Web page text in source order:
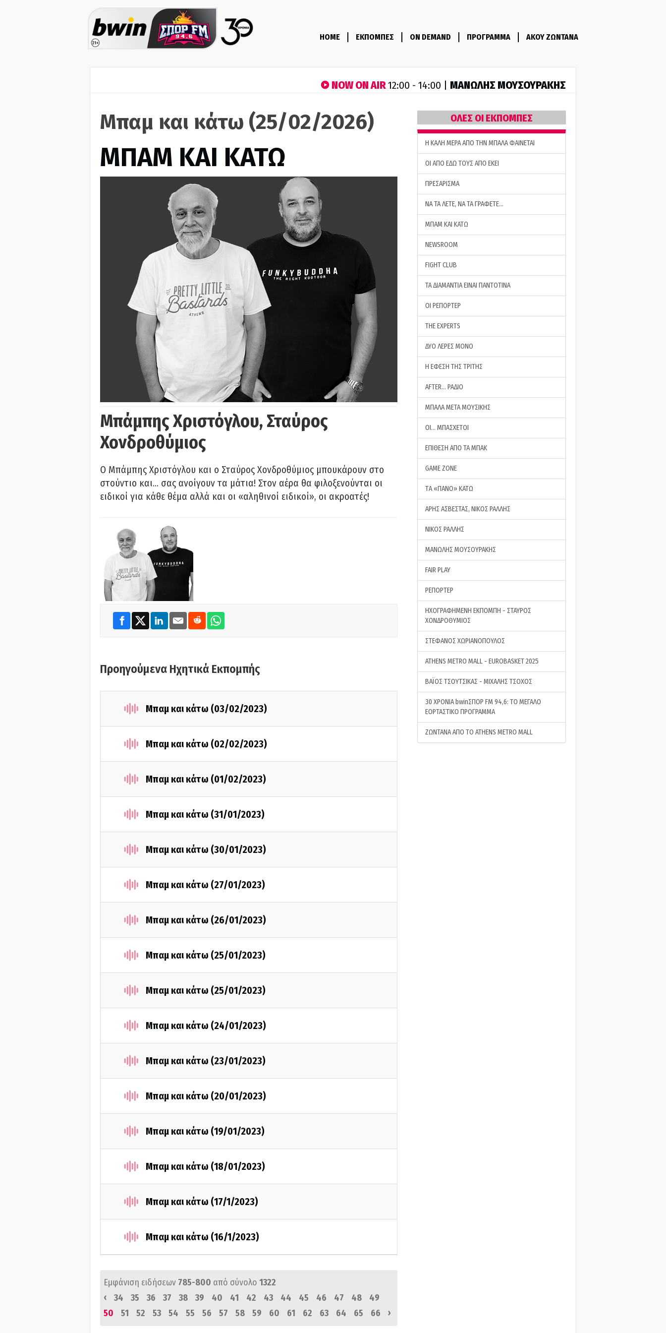
HOME ΕΚΠΟΜΠΕΣ ON DEMAND ΠΡΟΓΡΑΜΜΑ ΑΚΟΥ ΖΩΝΤΑΝΑ
NOW ON AIR12:00 - 14:00 | ΜΑΝΩΛΗΣ ΜΟΥΣΟΥΡΑΚΗΣ
Μπαμ και κάτω (25/02/2026)
ΜΠΑΜ ΚΑΙ ΚΑΤΩ
Μπάμπης Χριστόγλου, Σταύρος
Χονδροθύμιος
O Μπάμπης Χριστόγλου και ο Σταύρος Χονδροθύμιος μπουκάρουν στο
στούντιο και… σας ανοίγουν τα μάτια! Στον αέρα θα φιλοξενούνται οι
ειδικοί για κάθε θέμα αλλά και οι «αληθινοί ειδικοί», οι ακροατές!
Προηγούμενα Ηχητικά Εκπομπής
Μπαμ και κάτω (03/02/2023)
Μπαμ και κάτω (02/02/2023)
Μπαμ και κάτω (01/02/2023)
Μπαμ και κάτω (31/01/2023)
Μπαμ και κάτω (30/01/2023)
Μπαμ και κάτω (27/01/2023)
Μπαμ και κάτω (26/01/2023)
Μπαμ και κάτω (25/01/2023)
Μπαμ και κάτω (25/01/2023)
Μπαμ και κάτω (24/01/2023)
Μπαμ και κάτω (23/01/2023)
Μπαμ και κάτω (20/01/2023)
Μπαμ και κάτω (19/01/2023)
Μπαμ και κάτω (18/01/2023)
Μπαμ και κάτω (17/1/2023)
Μπαμ και κάτω (16/1/2023)
Εμφάνιση ειδήσεων 785-800 από σύνολο 1322
‹
34 35 36 37 38 39 40 41 42 43 44 45 46 47 48
49
50
51 52 53 54 55 56 57 58 59 60 61 62 63 64 65 66 ›
ΟΛΕΣ ΟΙ ΕΚΠΟΜΠΕΣ
H ΚΑΛΗ ΜΕΡΑ ΑΠΟ ΤΗΝ ΜΠΑΛΑ ΦΑΙΝΕΤΑΙ
ΟΙ ΑΠΟ ΕΔΩ ΤΟΥΣ ΑΠΟ ΕΚΕΙ
ΠΡΕΣΑΡΙΣΜΑ
ΝΑ ΤΑ ΛΕΤΕ, ΝΑ ΤΑ ΓΡΑΦΕΤΕ…
ΜΠΑΜ ΚΑΙ ΚΑΤΩ
NEWSROOM
FIGHT CLUB
ΤΑ ΔΙΑΜΑΝΤΙΑ ΕΙΝΑΙ ΠΑΝΤΟΤΙΝΑ
ΟΙ ΡΕΠΟΡΤΕΡ
THE EXPERTS
ΔΥΟ ΛΕΡΕΣ ΜΟΝΟ
Η ΕΦΕΣΗ ΤΗΣ ΤΡΙΤΗΣ
AFTER… ΡΑΔΙΟ
ΜΠΑΛΑ ΜΕΤΑ ΜΟΥΣΙΚΗΣ
ΟΙ… ΜΠΑΣΧΕΤΟΙ
ΕΠΙΘΕΣΗ ΑΠΟ ΤΑ ΜΠΑΚ
GAME ZONE
ΤA «ΠΑΝΟ» ΚΑΤΩ
ΑΡΗΣ ΑΣΒΕΣΤΑΣ, ΝΙΚΟΣ ΡΑΛΛΗΣ
ΝΙΚΟΣ ΡΑΛΛΗΣ
ΜΑΝΩΛΗΣ ΜΟΥΣΟΥΡΑΚΗΣ
FAIR PLAY
ΡΕΠΟΡΤΕΡ
ΗΧΟΓΡΑΦΗΜΕΝΗ ΕΚΠΟΜΠΗ - ΣΤΑΥΡΟΣ
ΧΟΝΔΡΟΘΥΜΙΟΣ
ΣΤΕΦΑΝΟΣ ΧΩΡΙΑΝΟΠΟΥΛΟΣ
ATHENS METRO MALL - EUROBASKET 2025
ΒΑΪΟΣ ΤΣΟΥΤΣΙΚΑΣ - ΜΙΧΑΛΗΣ ΤΣΟΧΟΣ
30 ΧΡΟΝΙΑ bwinΣΠΟΡ FM 94,6: ΤΟ ΜΕΓΑΛΟ
ΕΟΡΤΑΣΤΙΚΟ ΠΡΟΓΡΑΜΜΑ
ΖΩΝΤΑΝΑ ΑΠΟ ΤΟ ATHENS METRO MALL